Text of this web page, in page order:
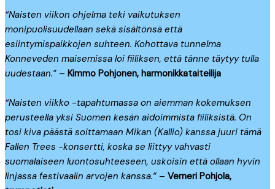
“Naisten viikon ohjelma teki vaikutuksen
monipuolisuudellaan sekä sisältönsä että
esiintymispaikkojen suhteen. Kohottava tunnelma
Konneveden maisemissa loi fiiliksen, että tänne täytyy tulla
uudestaan.” – Kimmo Pohjonen, harmonikkataiteilija
“Naisten viikko -tapahtumassa on aiemman kokemuksen
perusteella yksi Suomen kesän aidoimmista fiiliksistä. On
tosi kiva päästä soittamaan Mikan (Kallio) kanssa juuri tämä
Fallen Trees -konsertti, koska se liittyy vahvasti
suomalaiseen luontosuhteeseen, uskoisin että ollaan hyvin
linjassa festivaalin arvojen kanssa.” – Verneri Pohjola,